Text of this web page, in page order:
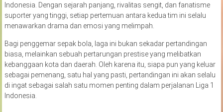
Indonesia. Dengan sejarah panjang, rivalitas sengit, dan fanatisme
suporter yang tinggi, setiap pertemuan antara kedua tim ini selalu
menawarkan drama dan emosi yang melimpah.
Bagi penggemar sepak bola, laga ini bukan sekadar pertandingan
biasa, melainkan sebuah pertarungan prestise yang melibatkan
kebanggaan kota dan daerah. Oleh karena itu, siapa pun yang keluar
sebagai pemenang, satu hal yang pasti, pertandingan ini akan selalu
di ingat sebagai salah satu momen penting dalam perjalanan Liga 1
Indonesia.